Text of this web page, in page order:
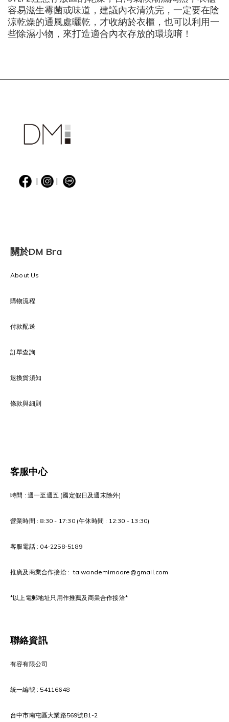
容易滋生霉菌或味道，建議內衣清洗完，一定要在陰
涼乾燥的通風處曬乾，才收納於衣櫃，也可以利用一
些除濕小物，來打造適合內衣存放的環境唷！
| |
關於DM Bra
About Us
購物流程
付款配送
訂單查詢
退換貨須知
條款與細則
客服中心
時間 : 週一至週五 (國定假日及週末除外)
營業時間 : 8:30 - 17:30 (午休時間 : 12:30 - 13:30)
客服電話 : 04-2258-5189
推廣及商業合作接洽 : taiwandemimoore@gmail.com
*以上電郵地址只用作推薦及商業合作接洽*
聯絡資訊
有容有限公司
統一編號 : 54116648
台中市南屯區大業路569號B1-2